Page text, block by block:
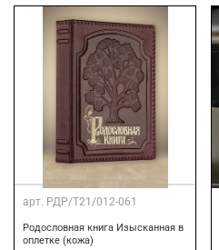
арт. РДР/Т21/012-061
Родословная книга Изысканная в
оплетке (кожа)